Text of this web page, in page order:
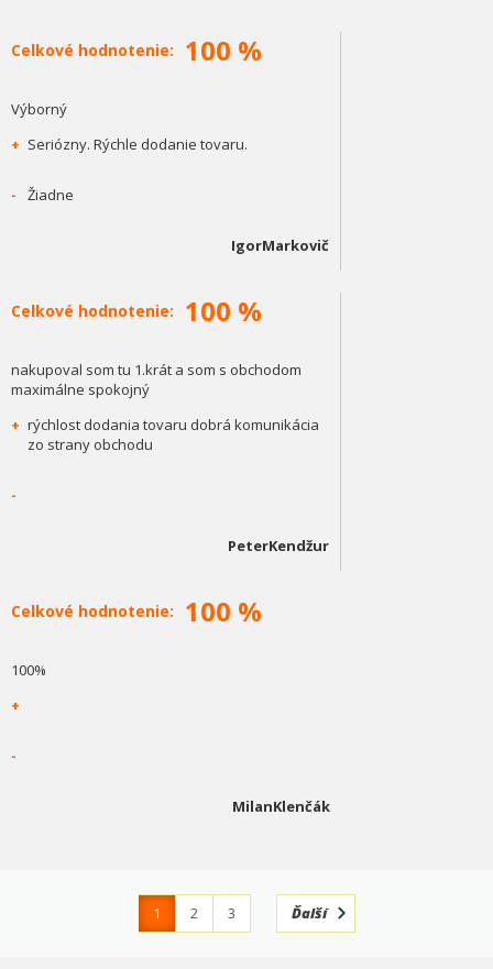
Celkové hodnotenie: 100 %
Výborný
+ Seriózny. Rýchle dodanie tovaru.
- Žiadne
IgorMarkovič
Celkové hodnotenie: 100 %
nakupoval som tu 1.krát a som s obchodom
maximálne spokojný
+ rýchlost dodania tovaru dobrá komunikácia
zo strany obchodu
-
PeterKendžur
Celkové hodnotenie: 100 %
100%
+
-
MilanKlenčák
1 2
3
Ďalší